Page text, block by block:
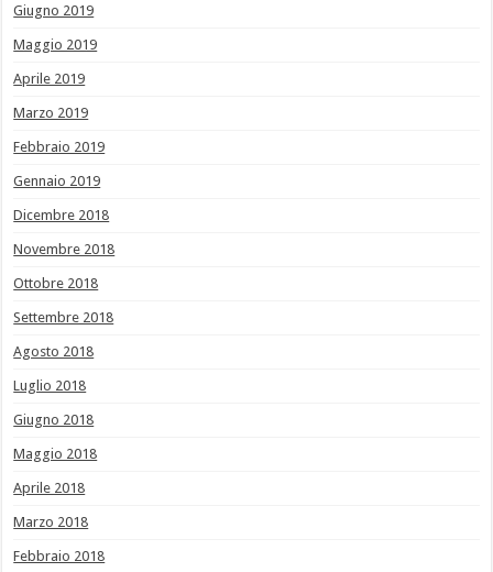
Giugno 2019
Maggio 2019
Aprile 2019
Marzo 2019
Febbraio 2019
Gennaio 2019
Dicembre 2018
Novembre 2018
Ottobre 2018
Settembre 2018
Agosto 2018
Luglio 2018
Giugno 2018
Maggio 2018
Aprile 2018
Marzo 2018
Febbraio 2018